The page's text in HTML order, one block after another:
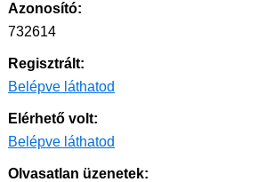
Azonosító:
732614
Regisztrált:
Belépve láthatod
Elérhető volt:
Belépve láthatod
Olvasatlan üzenetek: